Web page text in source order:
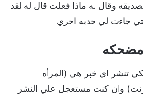
وقال له ماذا فعلت قال له لقد
جاءت لي حدبه اخري
مضحكه
تنشر اي خبر هي (المرأه
وان كنت مستعجل علي النشر